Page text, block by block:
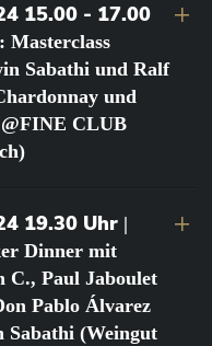
15.00 - 17.00
Masterclass
Sabathi und Ralf
und
CLUB
19.30 Uhr |
Dinner mit
C., Paul Jaboulet
Pablo Álvarez
Sabathi (Weingut